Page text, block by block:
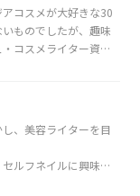
コスメが大好きな30
ものでしたが、趣味
コスメライター資格
サルティングも行っ
、美容ライターを目
ルフネイルに興味が